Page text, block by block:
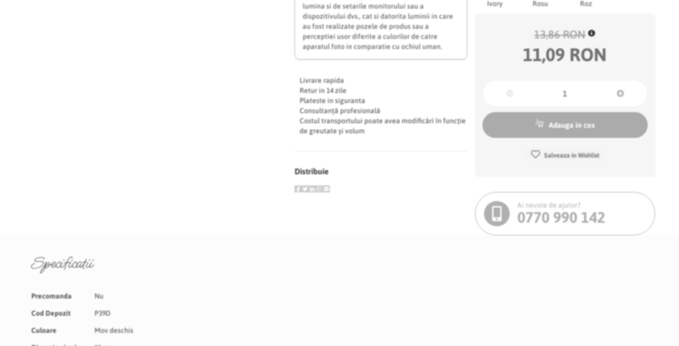
lumina si de setarile monitorului sau a
dispozitivului dvs., cat si datorita luminii in care
au fost realizate pozele de produs sau a
perceptiei usor diferite a culorilor de catre
aparatul foto in comparatie cu ochiul uman.
Livrare rapida
Retur in 14 zile
Plateste in siguranta
Consultanță profesională
Costul transportului poate avea modificări în funcție
de greutate și volum
Distribuie
Ivory Rosu Roz
13,86 RON
11,09 RON
Adauga in cos
Salveaza in Wishlist
Ai nevoie de ajutor?
0770 990 142
Specificatii
Specificatii
Precomanda Nu
Cod Depozit P39D
Culoare Mov deschis